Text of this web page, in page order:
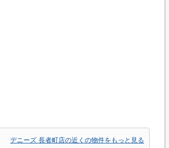
デニーズ 長者町店の近くの物件をもっと見る